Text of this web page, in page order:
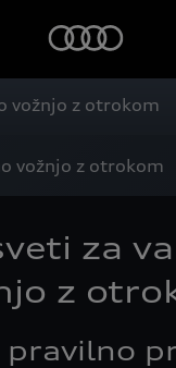
vožnjo z otrokom
vožnjo z otrokom
za
z
pravilno